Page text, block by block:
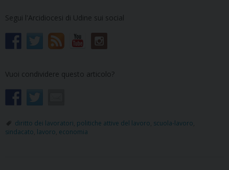
Segui l'Arcidiocesi di Udine sui social
Vuoi condividere questo articolo?
diritto dei lavoratori politiche attive del lavoro scuola-lavoro
sindacato lavoro economia